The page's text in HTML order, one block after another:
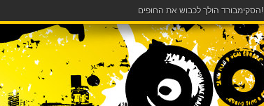
!הסקימבורד הולך לכבוש את החופים